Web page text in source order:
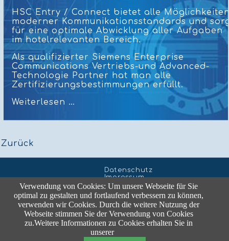
HSC Entry / Connect bietet alle
moderner Kommunikationsstandards und
für eine optimale Abwicklung aller Aufgaben
im hotelrelevanten Bereich.
Als qualifizierter Siemens Enterprise
Communications Vertriebs-und Advanced-
Technologie Partner hat man alle
Zertifizierungsbestimmungen erfüllt.
Weiterlesen …
Zurück
überspringen
Datenschutz
Impressum
Unsere Infoline:+49 9824 923 397 0oder:
info@hospitelly.com
Im Störungsfall:+49 9824 923 397 7oder:
support@hospitelly.com
© Hospitelly GmbH & Co. KG, Dietenhofen 2021.
Verwendung von Cookies: Um unsere Webseite für Sie
optimal zu gestalten und fortlaufend verbessern zu können,
verwenden wir Cookies. Durch die weitere Nutzung der
Webseite stimmen Sie der Verwendung von Cookies
zu.Weitere Informationen zu Cookies erhalten Sie in
unserer